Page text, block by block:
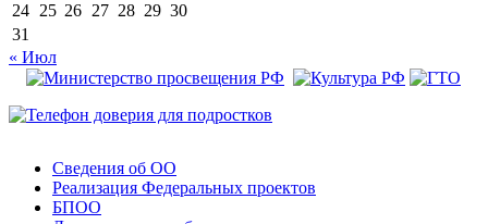
24 25 26 27 28 29 30
31
« Июл
Сведения об ОО
Реализация Федеральных проектов
БПОО